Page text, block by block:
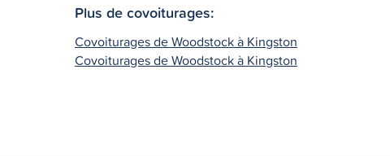
Plus de covoiturages:
Covoiturages de Woodstock à Kingston
Covoiturages de Woodstock à Kingston